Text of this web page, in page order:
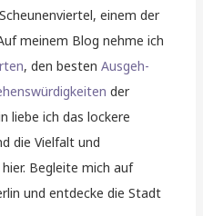
einem der
meinem Blog nehme ich
, den bestenAusgeh-
der
liebe ich das lockere
die Vielfalt und
Begleite mich auf
und entdecke die Stadt